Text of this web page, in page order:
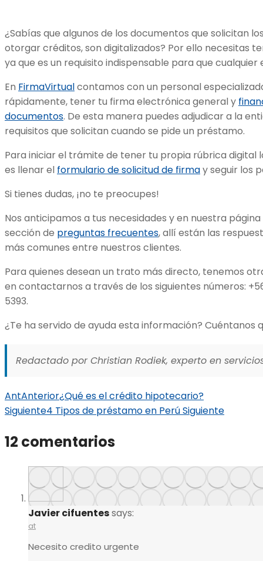
¿Sabías que algunos de los documentos que solicitan
otorgar créditos, son digitalizados? Por ello necesitas
ya que es un requisito indispensable para que
En FirmaVirtualcontamos con un personal
rápidamente, tener tu firma electrónica general y
documentos. De esta manera puedes adjudicar a la
requisitos que solicitan cuando se pide un préstamo.
Para iniciar el trámite de tener tu propia rúbrica digital
es llenar el formulario de solicitud de firmay seguir los
Si tienes dudas, ¡no te preocupes!
Nos anticipamos a tus necesidades y en nuestra
sección de preguntas frecuentes, allí están las
más comunes entre nuestros clientes.
Para quienes desean un trato más directo, tenemos
en contactarnos a través de los siguientes números:
5393.
¿Te ha servido de ayuda esta información? Cuéntanos
Redactado por Christian Rodiek, experto en
AntAnterior¿Qué es el crédito hipotecario?
Siguiente4 Tipos de préstamo en PerúSiguiente
12 comentarios
Javier cifuentessays:
at
Necesito credito urgente